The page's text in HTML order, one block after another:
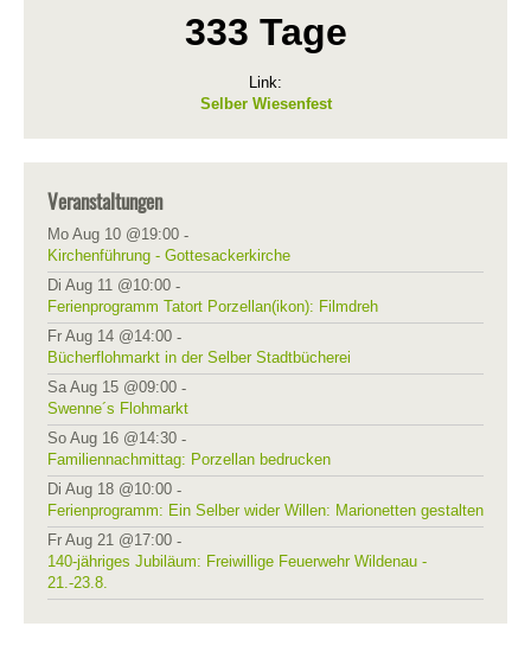
333 Tage
Link:
Selber Wiesenfest
Veranstaltungen
Mo Aug 10 @19:00 -
Kirchenführung - Gottesackerkirche
Di Aug 11 @10:00 -
Ferienprogramm Tatort Porzellan(ikon): Filmdreh
Fr Aug 14 @14:00 -
Bücherflohmarkt in der Selber Stadtbücherei
Sa Aug 15 @09:00 -
Swenne´s Flohmarkt
So Aug 16 @14:30 -
Familiennachmittag: Porzellan bedrucken
Di Aug 18 @10:00 -
Ferienprogramm: Ein Selber wider Willen: Marionetten gestalten
Fr Aug 21 @17:00 -
140-jähriges Jubiläum: Freiwillige Feuerwehr Wildenau -
21.-23.8.